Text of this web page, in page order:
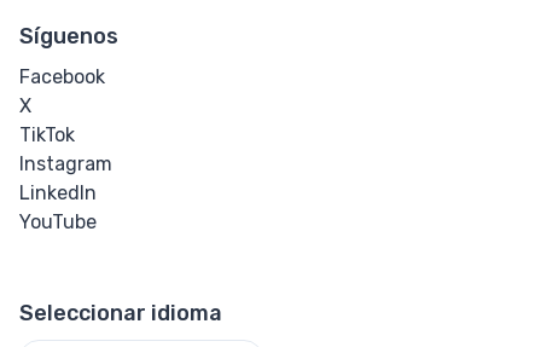
Síguenos
Facebook
X
TikTok
Instagram
LinkedIn
YouTube
Seleccionar idioma